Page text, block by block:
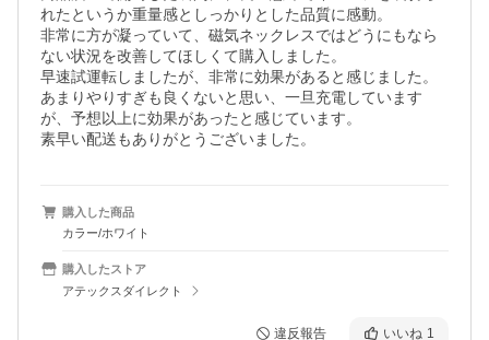
れたというか重量感としっかりとした品質に感動。
非常に方が凝っていて、磁気ネックレスではどうにもなら
ない状況を改善してほしくて購入しました。
早速試運転しましたが、非常に効果があると感じました。
あまりやりすぎも良くないと思い、一旦充電しています
が、予想以上に効果があったと感じています。
素早い配送もありがとうございました。
購入した商品
カラー/ホワイト
購入したストア
アテックスダイレクト
違反報告 いいね 1